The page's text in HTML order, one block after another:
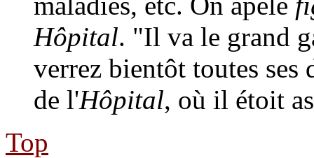
Hôpital. "Il va le grand
verrez bientôt toutes ses
de l'Hôpital, où il étoit
Top